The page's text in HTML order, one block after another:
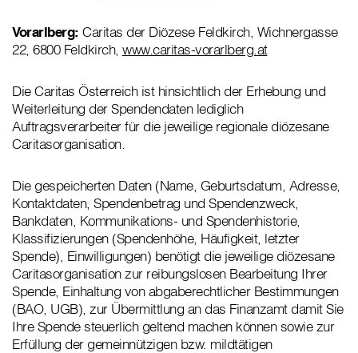
Vorarlberg: Caritas der Diözese Feldkirch, Wichnergasse
22, 6800 Feldkirch, www.caritas-vorarlberg.at
Die Caritas Österreich ist hinsichtlich der Erhebung und
Weiterleitung der Spendendaten lediglich
Auftragsverarbeiter für die jeweilige regionale diözesane
Caritasorganisation.
Die gespeicherten Daten (Name, Geburtsdatum, Adresse,
Kontaktdaten, Spendenbetrag und Spendenzweck,
Bankdaten, Kommunikations- und Spendenhistorie,
Klassifizierungen (Spendenhöhe, Häufigkeit, letzter
Spende), Einwilligungen) benötigt die jeweilige diözesane
Caritasorganisation zur reibungslosen Bearbeitung Ihrer
Spende, Einhaltung von abgaberechtlicher Bestimmungen
(BAO, UGB), zur Übermittlung an das Finanzamt damit Sie
Ihre Spende steuerlich geltend machen können sowie zur
Erfüllung der gemeinnützigen bzw. mildtätigen